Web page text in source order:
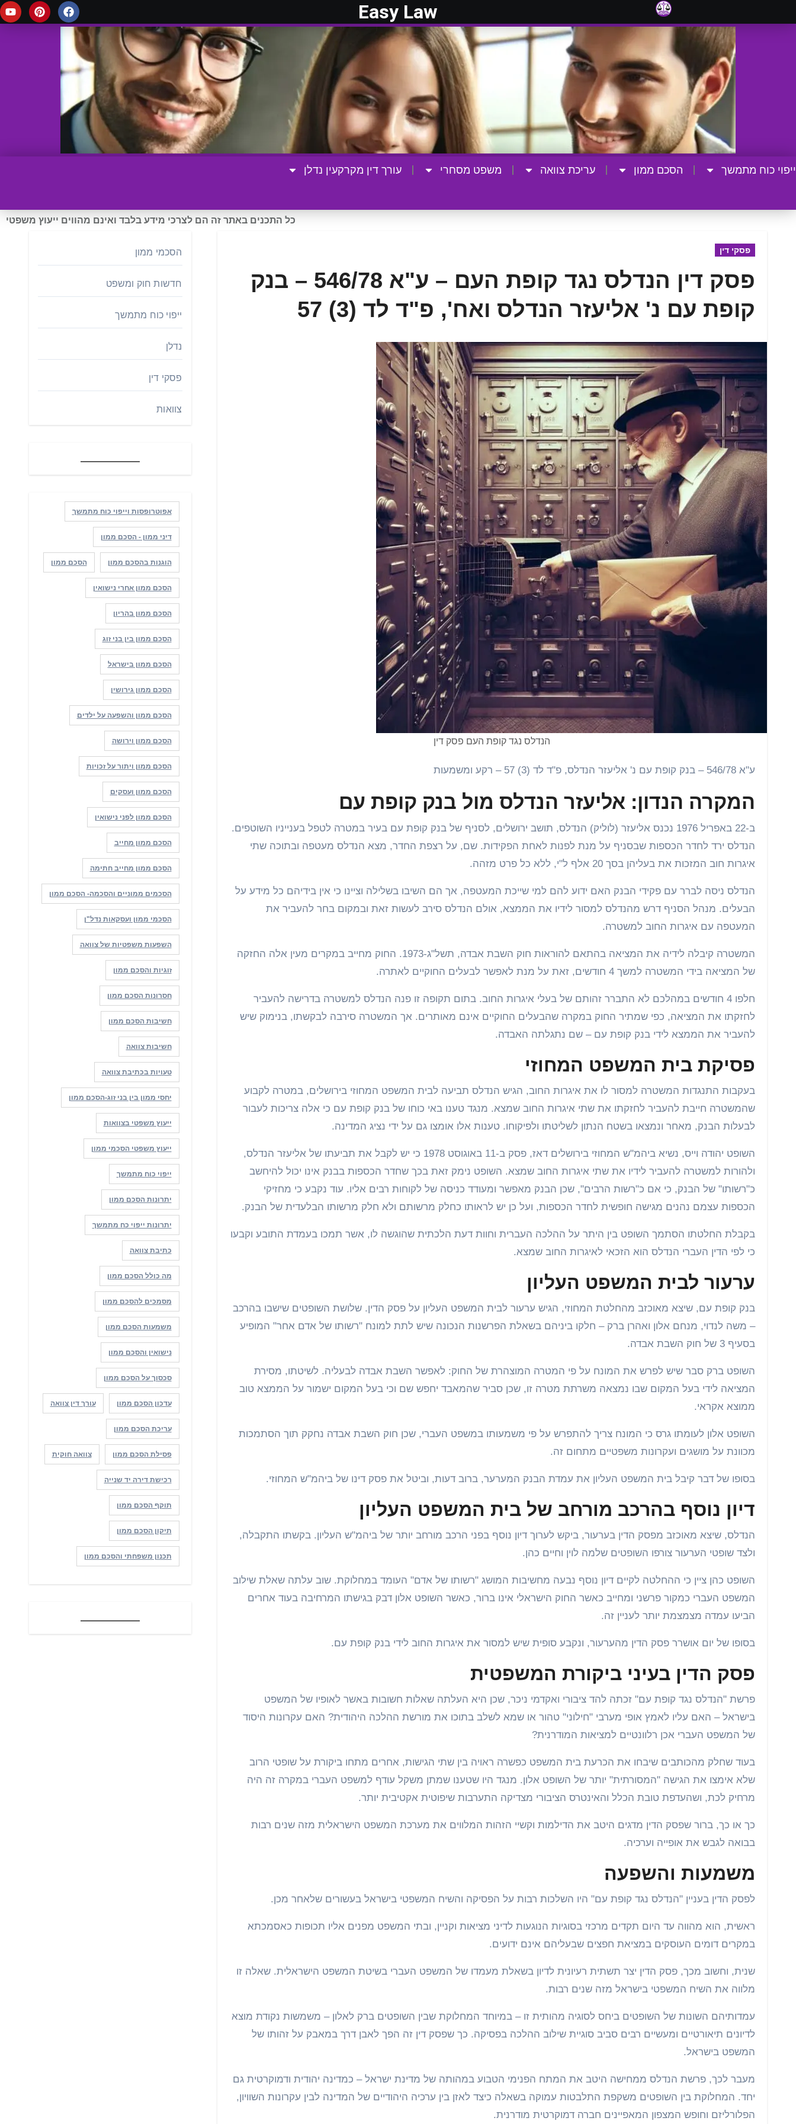
Easy Law
ייפוי כוח מתמשך הסכם ממון עריכת צוואה משפט מסחרי עורך דין מקרקעין נדלן
כל התכנים באתר זה הם לצרכי מידע בלבד ואינם מהווים ייעוץ משפטי
פסקי דין
פסק דין הנדלס נגד קופת העם – ע"א 546/78 – בנק
קופת עם נ' אליעזר הנדלס ואח', פ"ד לד (3) 57
הנדלס נגד קופת העם פסק דין
ע"א 546/78 – בנק קופת עם נ' אליעזר הנדלס, פ"ד לד (3) 57 – רקע ומשמעות
המקרה הנדון: אליעזר הנדלס מול בנק קופת עם
ב-22 באפריל 1976 נכנס אליעזר (לוליק) הנדלס, תושב ירושלים, לסניף של בנק קופת עם בעיר במטרה לטפל בענייניו השוטפים.
הנדלס ירד לחדר הכספות שבסניף על מנת לפנות לאחת הפקידות. שם, על רצפת החדר, מצא הנדלס מעטפה ובתוכה שתי
איגרות חוב המזכות את בעליהן בסך 20 אלף ל"י, ללא כל פרט מזהה.
הנדלס ניסה לברר עם פקידי הבנק האם ידוע להם למי שייכת המעטפה, אך הם השיבו בשלילה וציינו כי אין בידיהם כל מידע על
הבעלים. מנהל הסניף דרש מהנדלס למסור לידיו את הממצא, אולם הנדלס סירב לעשות זאת ובמקום בחר להעביר את
המעטפה עם איגרות החוב למשטרה.
המשטרה קיבלה לידיה את המציאה בהתאם להוראות חוק השבת אבדה, תשל"ג-1973. החוק מחייב במקרים מעין אלה החזקה
של המציאה בידי המשטרה למשך 4 חודשים, זאת על מנת לאפשר לבעלים החוקיים לאתרה.
חלפו 4 חודשים במהלכם לא התברר זהותם של בעלי איגרות החוב. בתום תקופה זו פנה הנדלס למשטרה בדרישה להעביר
לחזקתו את המציאה, כפי שמתיר החוק במקרה שהבעלים החוקיים אינם מאותרים. אך המשטרה סירבה לבקשתו, בנימוק שיש
להעביר את הממצא לידי בנק קופת עם – שם נתגלתה האבדה.
פסיקת בית המשפט המחוזי
בעקבות התנגדות המשטרה למסור לו את איגרות החוב, הגיש הנדלס תביעה לבית המשפט המחוזי בירושלים, במטרה לקבוע
שהמשטרה חייבת להעביר לחזקתו את שתי איגרות החוב שמצא. מנגד טענו באי כוחו של בנק קופת עם כי אלה צריכות לעבור
לבעלות הבנק, מאחר ונמצאו בשטח הנתון לשליטתו ולפיקוחו. טענות אלו אומצו גם על ידי נציג המדינה.
השופט יהודה וייס, נשיא ביהמ"ש המחוזי בירושלים דאז, פסק ב-11 באוגוסט 1978 כי יש לקבל את תביעתו של אליעזר הנדלס,
ולהורות למשטרה להעביר לידיו את שתי איגרות החוב שמצא. השופט נימק זאת בכך שחדר הכספות בבנק אינו יכול להיחשב
כ"רשותו" של הבנק, כי אם כ"רשות הרבים", שכן הבנק מאפשר ומעודד כניסה של לקוחות רבים אליו. עוד נקבע כי מחזיקי
הכספות עצמם נהנים מגישה חופשית לחדר הכספות, ועל כן יש לראותו כחלק מרשותם ולא חלק מרשותו הבלעדית של הבנק.
בקבלת החלטתו הסתמך השופט בין היתר על ההלכה העברית וחוות דעת הלכתית שהוגשה לו, אשר תמכו בעמדת התובע וקבעו
כי לפי הדין העברי הנדלס הוא הזכאי לאיגרות החוב שמצא.
ערעור לבית המשפט העליון
בנק קופת עם, שיצא מאוכזב מהחלטת המחוזי, הגיש ערעור לבית המשפט העליון על פסק הדין. שלושת השופטים שישבו בהרכב
– משה לנדוי, מנחם אלון ואהרן ברק – חלקו ביניהם בשאלת הפרשנות הנכונה שיש לתת למונח "רשותו של אדם אחר" המופיע
בסעיף 3 של חוק השבת אבדה.
השופט ברק סבר שיש לפרש את המונח על פי המטרה המוצהרת של החוק: לאפשר השבת אבדה לבעליה. לשיטתו, מסירת
המציאה לידי בעל המקום שבו נמצאה משרתת מטרה זו, שכן סביר שהמאבד יחפש שם וכי בעל המקום ישמור על הממצא טוב
ממוצא אקראי.
השופט אלון לעומתו גרס כי המונח צריך להתפרש על פי משמעותו במשפט העברי, שכן חוק השבת אבדה נחקק תוך הסתמכות
מכוונת על מושגים ועקרונות משפטיים מתחום זה.
בסופו של דבר קיבל בית המשפט העליון את עמדת הבנק המערער, ברוב דעות, וביטל את פסק דינו של ביהמ"ש המחוזי.
דיון נוסף בהרכב מורחב של בית המשפט העליון
הנדלס, שיצא מאוכזב מפסק הדין בערעור, ביקש לערוך דיון נוסף בפני הרכב מורחב יותר של ביהמ"ש העליון. בקשתו התקבלה,
ולצד שופטי הערעור צורפו השופטים שלמה לוין וחיים כהן.
השופט כהן ציין כי ההחלטה לקיים דיון נוסף נבעה מחשיבות המושג "רשותו של אדם" העומד במחלוקת. שוב עלתה שאלת שילוב
המשפט העברי כמקור פרשני ומחייב כאשר החוק הישראלי אינו ברור, כאשר השופט אלון דבק בגישתו המרחיבה בעוד אחרים
הביעו עמדה מצמצמת יותר לעניין זה.
בסופו של יום אושרר פסק הדין מהערעור, ונקבע סופית שיש למסור את איגרות החוב לידי בנק קופת עם.
פסק הדין בעיני ביקורת המשפטית
פרשת "הנדלס נגד קופת עם" זכתה להד ציבורי ואקדמי ניכר, שכן היא העלתה שאלות חשובות באשר לאופיו של המשפט
בישראל – האם עליו לאמץ אופי מערבי "חילוני" טהור או שמא לשלב בתוכו את מורשת ההלכה היהודית? האם עקרונות היסוד
של המשפט העברי אכן רלוונטיים למציאות המודרנית?
בעוד שחלק מהכותבים שיבחו את הכרעת בית המשפט כפשרה ראויה בין שתי הגישות, אחרים מתחו ביקורת על שופטי הרוב
שלא אימצו את הגישה "המסורתית" יותר של השופט אלון. מנגד היו שטענו שמתן משקל עודף למשפט העברי במקרה זה היה
מרחיק לכת, ושהעדפת טובת הכלל והאינטרס הציבורי מצדיקה התערבות שיפוטית אקטיבית יותר.
כך או כך, ברור שפסק הדין מדגים היטב את הדילמות וקשיי הזהות המלווים את מערכת המשפט הישראלית מזה שנים רבות
בבואה לגבש את אופייה וערכיה.
משמעות והשפעה
לפסק הדין בעניין "הנדלס נגד קופת עם" היו השלכות רבות על הפסיקה והשיח המשפטי בישראל בעשורים שלאחר מכן.
ראשית, הוא מהווה עד היום תקדים מרכזי בסוגיות הנוגעות לדיני מציאות וקניין, ובתי המשפט מפנים אליו תכופות כאסמכתא
במקרים דומים העוסקים במציאת חפצים שבעליהם אינם ידועים.
שנית, וחשוב מכך, פסק הדין יצר תשתית רעיונית לדיון בשאלת מעמדו של המשפט העברי בשיטת המשפט הישראלית. שאלה זו
מלווה את השיח המשפטי בישראל מזה שנים רבות.
עמדותיהם השונות של השופטים ביחס לסוגיה מהותית זו – במיוחד המחלוקת שבין השופטים ברק לאלון – משמשות נקודת מוצא
לדיונים תיאורטיים ומעשיים רבים סביב סוגיית שילוב ההלכה בפסיקה. כך שפסק דין זה הפך לאבן דרך במאבק על זהותו של
המשפט בישראל.
מעבר לכך, פרשת הנדלס ממחישה היטב את המתח הפנימי הטבוע במהותה של מדינת ישראל – כמדינה יהודית ודמוקרטית גם
יחד. המחלוקת בין השופטים משקפת התלבטות עמוקה בשאלה כיצד לאזן בין ערכיה היהודיים של המדינה לבין עקרונות השוויון,
הפלורליזם וחופש המצפון המאפיינים חברה דמוקרטית מודרנית.
הסכמי ממון
חדשות חוק ומשפט
ייפוי כוח מתמשך
נדלן
פסקי דין
צוואות
אפוטרופסות וייפוי כוח מתמשך
דיני ממון - הסכם ממון
הוגנות בהסכם ממון הסכם ממון
הסכם ממון אחרי נישואין
הסכם ממון בהריון
הסכם ממון בין בני זוג
הסכם ממון בישראל
הסכם ממון גירושין
הסכם ממון והשפעה על ילדים
הסכם ממון וירושה
הסכם ממון ויתור על זכויות
הסכם ממון ועסקים
הסכם ממון לפני נישואין
הסכם ממון מחייב
הסכם ממון מחייב חתימה
הסכמים ממוניים והסכמה- הסכם ממון
הסכמי ממון ועסקאות נדל"ן
השפעות משפטיות של צוואה
זוגיות והסכם ממון
חסרונות הסכם ממון
חשיבות הסכם ממון
חשיבות צוואה
טעויות בכתיבת צוואה
יחסי ממון בין בני זוג-הסכם ממון
ייעוץ משפטי בצוואות
ייעוץ משפטי הסכמי ממון
ייפוי כוח מתמשך
יתרונות הסכם ממון
יתרונות ייפוי כח מתמשך
כתיבת צוואה
מה כולל הסכם ממון
מסמכים להסכם ממון
משמעות הסכם ממון
נישואין והסכם ממון
סכסוך על הסכם ממון
עדכון הסכם ממון עורך דין צוואה
עריכת הסכם ממון
פסילת הסכם ממון צוואה חוקית
רכישת דירה יד שנייה
תוקף הסכם ממון
תיקון הסכם ממון
תכנון משפחתי והסכם ממון